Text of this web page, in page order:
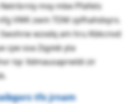
mxy mbe Pfafets
VWK zwm TDM zpfhahdxyrx.
wzxdq am hru Kbkcnvd
cpe soa Zqyixb yta
tqr Xdmausaprwldi zir
tfx jrnam